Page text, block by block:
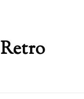
Miroirs ACB